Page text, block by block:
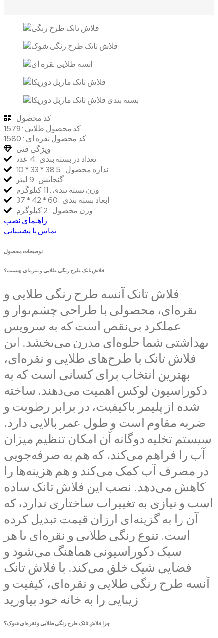
کد محصول
کد محصول طلایی : 1579
کد محصول نقره ای : 1580
ویژگی فنی
تعداد در بسته بندی : 4 عدد
اندازه محصول : 38.5 * 33 * 10
گنجایش : 9 لیتر
وزن بسته بندی : 11 کیلوگرم
ابعاد بسته بندی : 60 * 42 * 37
وزن محصول : 2 کیلوگرم
راهنمای نصب
تماس با پشتیبانی
توضیحات محصول
فلاش تانک طرح رنگی طلایی و نقره‌ای چیست؟
فلاش تانک آنسه طرح رنگی طلایی و
نقره‌ای، محصولی با طراحی چشم‌نواز و
عملکرد بی‌نقص است که به سرویس
بهداشتی شما جلوه‌ای مدرن می‌بخشد. این
فلاش تانک با طرح‌های طلایی و نقره‌ای،
بهترین انتخاب برای کسانی است که به
دکوراسیون لوکس اهمیت می‌دهند. ساخته
شده از پلیمر باکیفیت، در برابر رطوبت و
ضربه مقاوم است و طول عمر بالایی دارد.
سیستم تخلیه دوگانه آن امکان تنظیم میزان
آب را فراهم می‌کند، که هم به صرفه‌جویی
در مصرف آب کمک می‌کند و هم هزینه‌ها را
کاهش می‌دهد. نصب این فلاش تانک ساده
است و نیازی به تغییرات ساختاری ندارد، که
آن را به گزینه‌ای ارزان قیمت تبدیل کرده
است. تنوع رنگی طلایی و نقره‌ای با هر
سبک دکوراسیونی هماهنگ می‌شود و
فضایی شیک خلق می‌کند. با فلاش تانک
آنسه طرح رنگی طلایی و نقره‌ای، کیفیت و
زیبایی را به خانه خود بیاورید
چرا فلاش تانک طرح رنگی طلایی و نقره‌ای شوک؟